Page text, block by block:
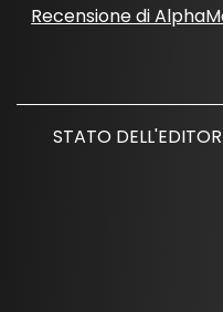
Recensione di
STATO